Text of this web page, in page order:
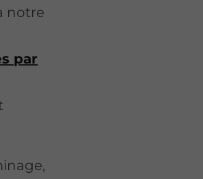
notre
par